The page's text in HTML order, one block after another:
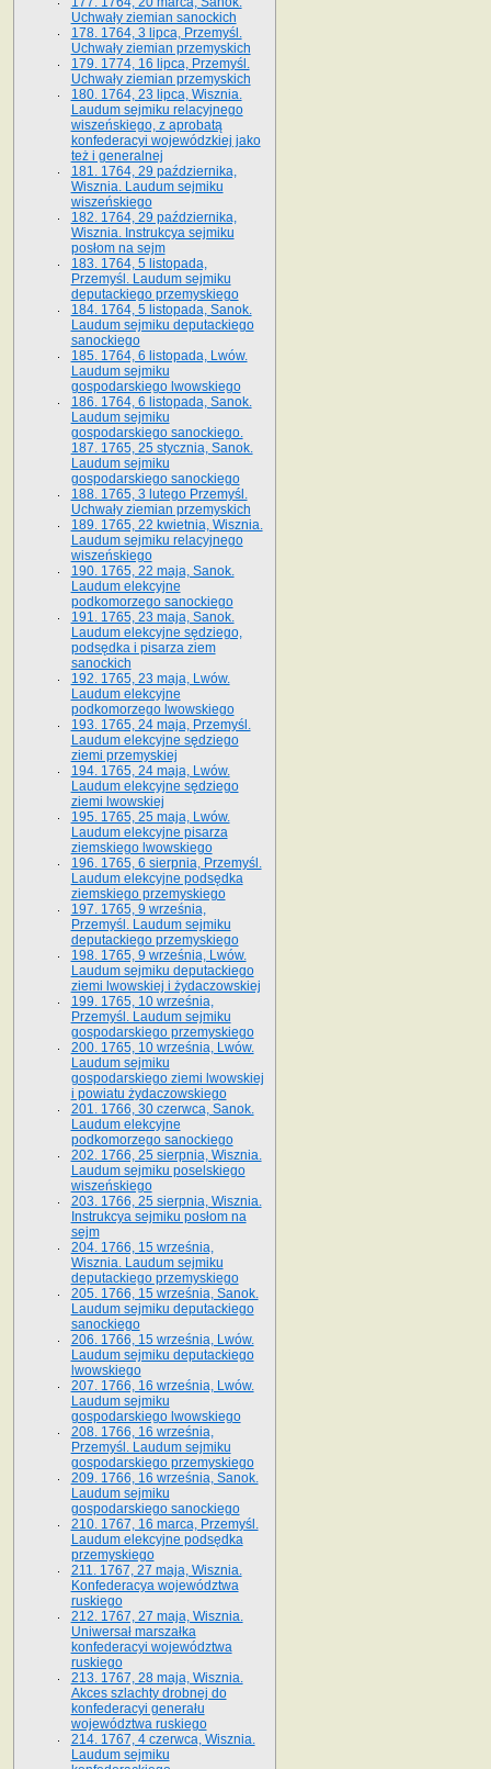
Uchwały ziemian sanockich
178. 1764, 3 lipca, Przemyśl.
Uchwały ziemian przemyskich
179. 1774, 16 lipca, Przemyśl.
Uchwały ziemian przemyskich
180. 1764, 23 lipca, Wisznia.
Laudum sejmiku relacyjnego
wiszeńskiego, z aprobatą
konfederacyi wojewódzkiej jako
też i generalnej
181. 1764, 29 października,
Wisznia. Laudum sejmiku
wiszeńskiego
182. 1764, 29 października,
Wisznia. Instrukcya sejmiku
posłom na sejm
183. 1764, 5 listopada,
Przemyśl. Laudum sejmiku
deputackiego przemyskiego
184. 1764, 5 listopada, Sanok.
Laudum sejmiku deputackiego
sanockiego
185. 1764, 6 listopada, Lwów.
Laudum sejmiku
gospodarskiego lwowskiego
186. 1764, 6 listopada, Sanok.
Laudum sejmiku
gospodarskiego sanockiego.
187. 1765, 25 stycznia, Sanok.
Laudum sejmiku
gospodarskiego sanockiego
188. 1765, 3 lutego Przemyśl.
Uchwały ziemian przemyskich
189. 1765, 22 kwietnia, Wisznia.
Laudum sejmiku relacyjnego
wiszeńskiego
190. 1765, 22 maja, Sanok.
Laudum elekcyjne
podkomorzego sanockiego
191. 1765, 23 maja, Sanok.
Laudum elekcyjne sędziego,
podsędka i pisarza ziem
sanockich
192. 1765, 23 maja, Lwów.
Laudum elekcyjne
podkomorzego lwowskiego
193. 1765, 24 maja, Przemyśl.
Laudum elekcyjne sędziego
ziemi przemyskiej
194. 1765, 24 maja, Lwów.
Laudum elekcyjne sędziego
ziemi lwowskiej
195. 1765, 25 maja, Lwów.
Laudum elekcyjne pisarza
ziemskiego lwowskiego
196. 1765, 6 sierpnia, Przemyśl.
Laudum elekcyjne podsędka
ziemskiego przemyskiego
197. 1765, 9 września,
Przemyśl. Laudum sejmiku
deputackiego przemyskiego
198. 1765, 9 września, Lwów.
Laudum sejmiku deputackiego
ziemi lwowskiej i żydaczowskiej
199. 1765, 10 września,
Przemyśl. Laudum sejmiku
gospodarskiego przemyskiego
200. 1765, 10 września, Lwów.
Laudum sejmiku
gospodarskiego ziemi lwowskiej
i powiatu żydaczowskiego
201. 1766, 30 czerwca, Sanok.
Laudum elekcyjne
podkomorzego sanockiego
202. 1766, 25 sierpnia, Wisznia.
Laudum sejmiku poselskiego
wiszeńskiego
203. 1766, 25 sierpnia, Wisznia.
Instrukcya sejmiku posłom na
sejm
204. 1766, 15 września,
Wisznia. Laudum sejmiku
deputackiego przemyskiego
205. 1766, 15 września, Sanok.
Laudum sejmiku deputackiego
sanockiego
206. 1766, 15 września, Lwów.
Laudum sejmiku deputackiego
lwowskiego
207. 1766, 16 września, Lwów.
Laudum sejmiku
gospodarskiego lwowskiego
208. 1766, 16 września,
Przemyśl. Laudum sejmiku
gospodarskiego przemyskiego
209. 1766, 16 września, Sanok.
Laudum sejmiku
gospodarskiego sanockiego
210. 1767, 16 marca, Przemyśl.
Laudum elekcyjne podsędka
przemyskiego
211. 1767, 27 maja, Wisznia.
Konfederacya województwa
ruskiego
212. 1767, 27 maja, Wisznia.
Uniwersał marszałka
konfederacyi województwa
ruskiego
213. 1767, 28 maja, Wisznia.
Akces szlachty drobnej do
konfederacyi generału
województwa ruskiego
214. 1767, 4 czerwca, Wisznia.
Laudum sejmiku